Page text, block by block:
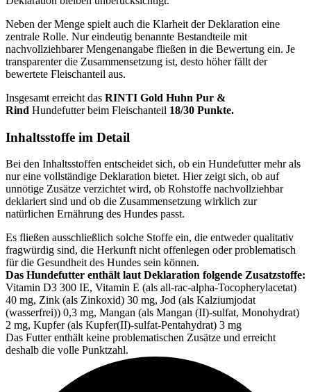
Neben der Menge spielt auch die Klarheit der Deklaration eine
zentrale Rolle. Nur eindeutig benannte Bestandteile mit
nachvollziehbarer Mengenangabe fließen in die Bewertung ein. Je
transparenter die Zusammensetzung ist, desto höher fällt der
bewertete Fleischanteil aus.
Insgesamt erreicht das RINTI Gold Huhn Pur &
Rind Hundefutter beim Fleischanteil 18/30 Punkte.
Inhaltsstoffe im Detail
Bei den Inhaltsstoffen entscheidet sich, ob ein Hundefutter mehr als
nur eine vollständige Deklaration bietet. Hier zeigt sich, ob auf
unnötige Zusätze verzichtet wird, ob Rohstoffe nachvollziehbar
deklariert sind und ob die Zusammensetzung wirklich zur
natürlichen Ernährung des Hundes passt.
Es fließen ausschließlich solche Stoffe ein, die entweder qualitativ
fragwürdig sind, die Herkunft nicht offenlegen oder problematisch
für die Gesundheit des Hundes sein können.
Das Hundefutter enthält laut Deklaration folgende Zusatzstoffe:
Vitamin D3 300 IE, Vitamin E (als all-rac-alpha-Tocopherylacetat)
40 mg, Zink (als Zinkoxid) 30 mg, Jod (als Kalziumjodat
(wasserfrei)) 0,3 mg, Mangan (als Mangan (II)-sulfat, Monohydrat)
2 mg, Kupfer (als Kupfer(II)-sulfat-Pentahydrat) 3 mg
Das Futter enthält keine problematischen Zusätze und erreicht
deshalb die volle Punktzahl.